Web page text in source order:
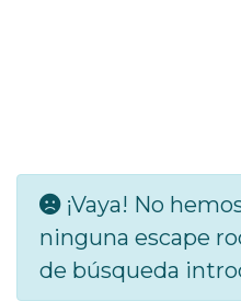
¡Vaya! No
ninguna escape
de búsqueda